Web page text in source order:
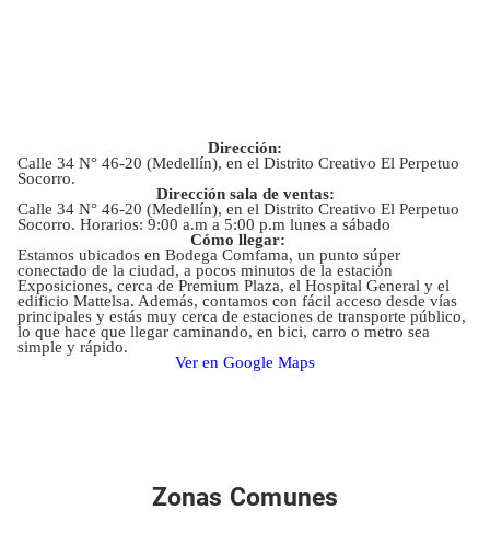
Dirección:
Calle 34 N° 46-20 (Medellín), en el Distrito Creativo El Perpetuo
Socorro.
Dirección sala de ventas:
Calle 34 N° 46-20 (Medellín), en el Distrito Creativo El Perpetuo
Socorro. Horarios: 9:00 a.m a 5:00 p.m lunes a sábado
Cómo llegar:
Estamos ubicados en Bodega Comfama, un punto súper
conectado de la ciudad, a pocos minutos de la estación
Exposiciones, cerca de Premium Plaza, el Hospital General y el
edificio Mattelsa. Además, contamos con fácil acceso desde vías
principales y estás muy cerca de estaciones de transporte público,
lo que hace que llegar caminando, en bici, carro o metro sea
simple y rápido.
Ver en Google Maps
Zonas Comunes